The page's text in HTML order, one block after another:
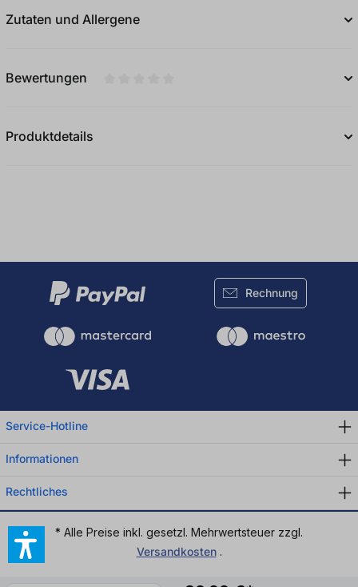
Zutaten und Allergene
Bewertungen
Produktdetails
Rechnung
Service-Hotline
Informationen
Rechtliches
* Alle Preise inkl. gesetzl. Mehrwertsteuer zzgl.
Versandkosten.